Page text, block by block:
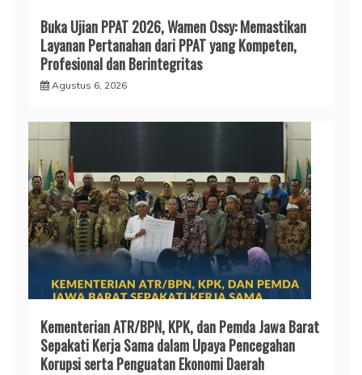
Buka Ujian PPAT 2026, Wamen Ossy: Memastikan
Layanan Pertanahan dari PPAT yang Kompeten,
Profesional dan Berintegritas
Agustus 6, 2026
Kementerian ATR/BPN, KPK, dan Pemda Jawa Barat
Sepakati Kerja Sama dalam Upaya Pencegahan
Korupsi serta Penguatan Ekonomi Daerah